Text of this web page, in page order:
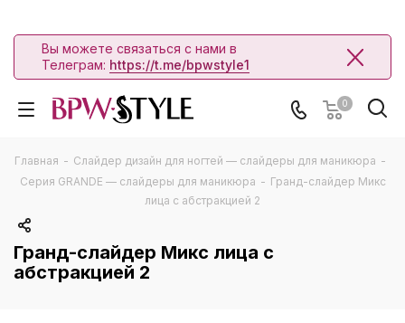
Вы можете связаться с нами в
Телеграм: https://t.me/bpwstyle1
0
Главная - Слайдер дизайн для ногтей — слайдеры для маникюра -
Серия GRANDE — слайдеры для маникюра - Гранд-слайдер Микс
лица с абстракцией 2
Гранд-слайдер Микс лица с
абстракцией 2